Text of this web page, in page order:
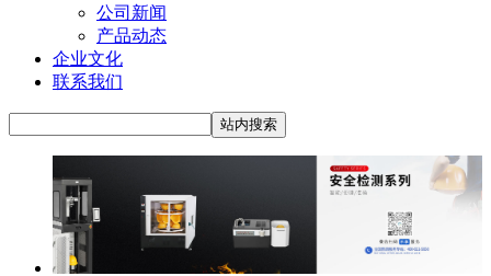
公司新闻
产品动态
企业文化
联系我们